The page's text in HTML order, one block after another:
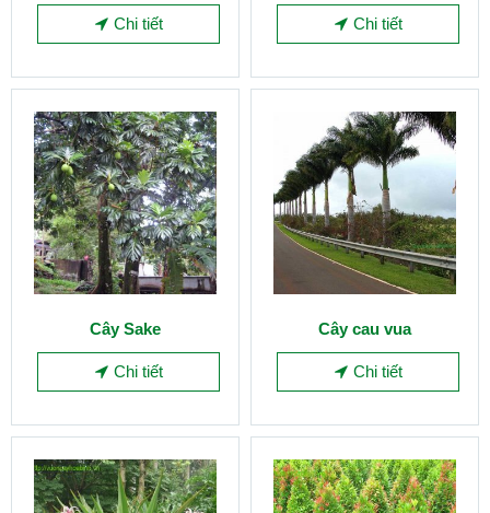
Chi tiết Chi tiết
Cây Sake
Chi tiết
Cây cau vua
Chi tiết